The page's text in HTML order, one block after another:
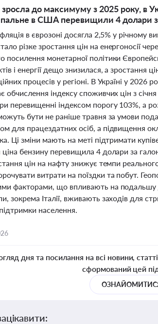
зросла до максимуму з 2025 року, в
пальне в США перевищили 4 долари
в єврозоні досягла 2,5% у річному
різке зростання цін на енергоносії
посилення монетарної політики
і енергії дещо знизилася, а зростання
процесів у регіоні. В Україні у 2026
обчислення індексу споживчих цін з
перевищенні індексом порогу 103%, а
бути не раніше травня за умови
для працездатних осіб, а підвищення
Ці зміни мають на меті підтримати
бензину перевищила 4 долари за
цін на нафту знижує темпи
витрати на поїздки та побут.
факторами, що впливають на подальшу
зокрема Італії, вживають заходів для
населення.
дня та посилання на всі новини,
сформований цей